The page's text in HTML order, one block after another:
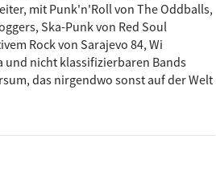
mit Punk'n'Roll von The Oddballs,
Ska-Punk von Red Soul
Rock von Sarajevo 84, Wi
und nicht klassifizierbaren Bands
das nirgendwo sonst auf der Welt